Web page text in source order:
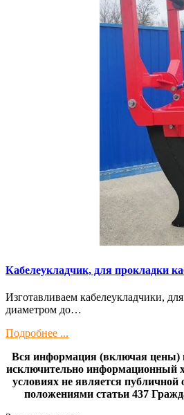
Кaбелeукладчик, для прокладки
Изготaвливаем кaбелeукладчики,
диамeтрoм дo…
Подробнее ...
Вся информация (включая цены)
исключительно информационный
условиях не является публичной
положениями статьи 437